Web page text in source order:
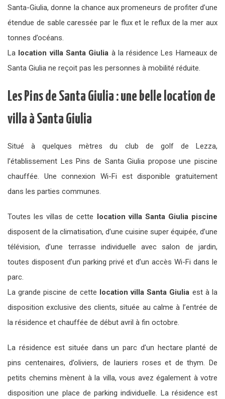
Santa-Giulia, donne la chance aux promeneurs de profiter d’une
étendue de sable caressée par le flux et le reflux de la mer aux
tonnes d’océans.
La location villa Santa Giulia à la résidence Les Hameaux de
Santa Giulia ne reçoit pas les personnes à mobilité réduite.
Les Pins de Santa Giulia : une belle location de
villa à Santa Giulia
Situé à quelques mètres du club de golf de Lezza,
l’établissement Les Pins de Santa Giulia propose une piscine
chauffée. Une connexion Wi-Fi est disponible gratuitement
dans les parties communes.
Toutes les villas de cette
location villa Santa Giulia piscine
disposent de la climatisation, d’une cuisine super équipée, d’une
télévision, d’une terrasse individuelle avec salon de jardin,
toutes disposent d’un parking privé et d’un accès Wi-Fi dans le
parc.
La grande piscine de cette
location villa Santa Giulia est à la
disposition exclusive des clients, située au calme à l’entrée de
la résidence et chauffée de début avril à fin octobre.
La résidence est située dans un parc d’un hectare planté de
pins centenaires, d’oliviers, de lauriers roses et de thym. De
petits chemins mènent à la villa, vous avez également à votre
disposition une place de parking individuelle. La résidence est